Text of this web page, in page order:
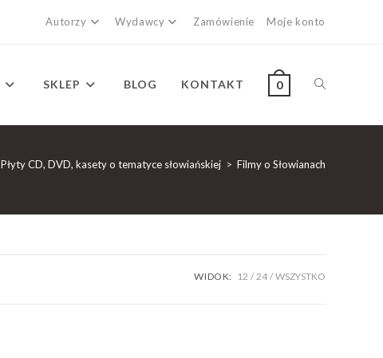
Autorzy Wydawcy Zamówienie Moje konto
SKLEP BLOG KONTAKT 0
Płyty CD, DVD, kasety o tematyce słowiańskiej > Filmy o Słowianach
WIDOK: 12 24 WSZYSTKO